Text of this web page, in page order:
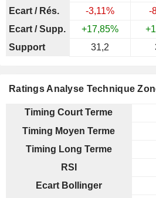
Ecart / Rés.
-3,11% -
Ecart / Supp.
+17,85%
Support
31,2
Ratings Analyse Technique
Timing Court Terme
Timing Moyen Terme
Timing Long Terme
RSI
Ecart Bollinger